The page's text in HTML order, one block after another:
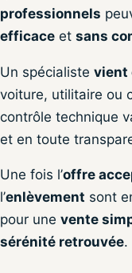
professionnels
efficace et sans
Un spécialiste vient
voiture, utilitaire ou
contrôle technique
et en toute
Une fois l’offre
l’enlèvement sont
pour une vente
sérénité retrouvée.